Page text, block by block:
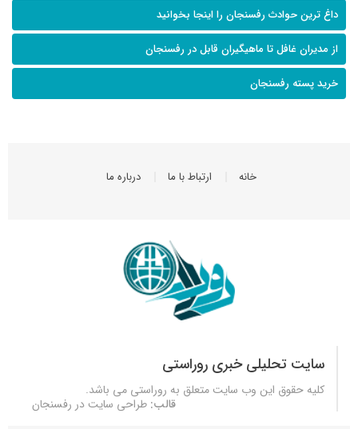
داغ ترین حوادث رفسنجان را اینجا بخوانید
از مدیران غافل تا ماهیگیران قابل در رفسنجان
خرید پسته رفسنجان
خانه ارتباط با ما درباره ما
سایت تحلیلی خبری روراستی
کلیه حقوق این وب سایت متعلق به روراستی می باشد.
قالب: طراحی سایت در رفسنجان